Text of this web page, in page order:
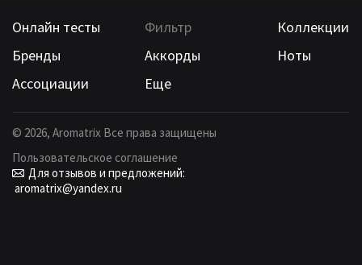
Онлайн тесты Фильтр
Коллекции
Бренды
Аккорды
Ноты
Ассоциации
Еще
© 2026, Aromatrix Все права защищены
Пользовательское соглашение
Для отзывов и предложений:
aromatrix@yandex.ru